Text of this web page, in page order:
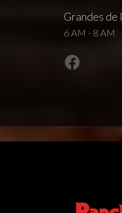
Grandes de
6 AM - 8 AM